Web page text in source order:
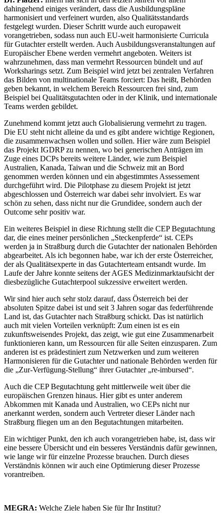
dahingehend einiges verändert, dass die Ausbildungspläne
harmonisiert und verfeinert wurden, also Qualitätsstandards
festgelegt wurden. Dieser Schritt wurde auch europaweit
vorangetrieben, sodass nun auch EU-weit harmonisierte Curricula
für Gutachter erstellt werden. Auch Ausbildungsveranstaltungen auf
Europäischer Ebene werden vermehrt angeboten. Weiters ist
wahrzunehmen, dass man vermehrt Ressourcen bündelt und auf
Worksharings setzt. Zum Beispiel wird jetzt bei zentralen Verfahren
das Bilden von multinationale Teams forciert: Das heißt, Behörden
geben bekannt, in welchem Bereich Ressourcen frei sind, zum
Beispiel bei Qualitätsgutachten oder in der Klinik, und internationale
Teams werden gebildet.
Zunehmend kommt jetzt auch Globalisierung vermehrt zu tragen.
Die EU steht nicht alleine da und es gibt andere wichtige Regionen,
die zusammenwachsen wollen und sollen. Hier wäre zum Beispiel
das Projekt IGDRP zu nennen, wo bei generischen Anträgen im
Zuge eines DCPs bereits weitere Länder, wie zum Beispiel
Australien, Kanada, Taiwan und die Schweiz mit an Bord
genommen werden können und ein abgestimmtes Assessement
durchgeführt wird. Die Pilotphase zu diesem Projekt ist jetzt
abgeschlossen und Österreich war dabei sehr involviert. Es war
schön zu sehen, dass nicht nur die Grundidee, sondern auch der
Outcome sehr positiv war.
Ein weiteres Beispiel in diese Richtung stellt die CEP Begutachtung
dar, die eines meiner persönlichen „Steckenpferde“ ist. CEPs
werden ja in Straßburg durch die Gutachter der nationalen Behörden
abgearbeitet. Als ich begonnen habe, war ich der erste Österreicher,
der als Qualitätsexperte in das Gutachterteam entsandt wurde. Im
Laufe der Jahre konnte seitens der AGES Medizinmarktaufsicht der
diesbezügliche Gutachterpool sukzessive erweitert werden.
Wir sind hier auch sehr stolz darauf, dass Österreich bei der
absoluten Spitze dabei ist und seit 3 Jahren sogar das federführende
Land ist, das Gutachter nach Straßburg schickt. Das ist natürlich
auch mit vielen Vorteilen verknüpft: Zum einen ist es ein
zukunftsweisendes Projekt, das zeigt, wie gut eine Zusammenarbeit
funktionieren kann, um Ressourcen für alle Seiten einzusparen. Zum
anderen ist es prädestiniert zum Netzwerken und zum weiteren
Harmonisieren für die Gutachter und nationale Behörden werden für
die „Zur-Verfügung-Stellung“ ihrer Gutachter „re-imbursed“.
Auch die CEP Begutachtung geht mittlerweile weit über die
europäischen Grenzen hinaus. Hier gibt es unter anderem
Abkommen mit Kanada und Australien, wo CEPs nicht nur
anerkannt werden, sondern auch Vertreter dieser Länder nach
Straßburg fliegen um an den Begutachtungen mitarbeiten.
Ein wichtiger Punkt, den ich auch vorangetrieben habe, ist, dass wir
eine bessere Übersicht und ein besseres Verständnis dafür gewinnen,
wie lange wir für einzelne Prozesse brauchen. Durch dieses
Verständnis können wir auch eine Optimierung dieser Prozesse
vorantreiben.
MEGRA: Welche Ziele haben Sie für Ihr Institut?